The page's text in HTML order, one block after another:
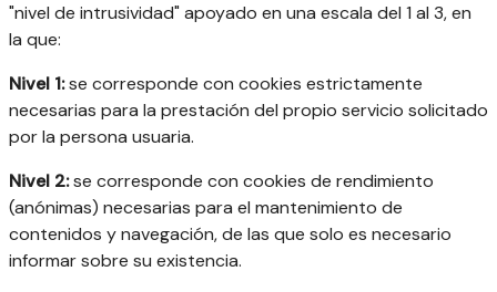
"nivel de intrusividad" apoyado en una escala del 1 al 3, en
la que:
Nivel 1:se corresponde con cookies estrictamente
necesarias para la prestación del propio servicio solicitado
por la persona usuaria.
Nivel 2:se corresponde con cookies de rendimiento
(anónimas) necesarias para el mantenimiento de
contenidos y navegación, de las que solo es necesario
informar sobre su existencia.